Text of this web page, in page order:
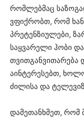
რომლებმაც
ვფიქრობთ, რომ
პრეტენზიულები,
საყვარელი ჰობი
თვითგანვითარება
აინტერესებთ,
ძილისა და
დამეთანხმეთ, რომ